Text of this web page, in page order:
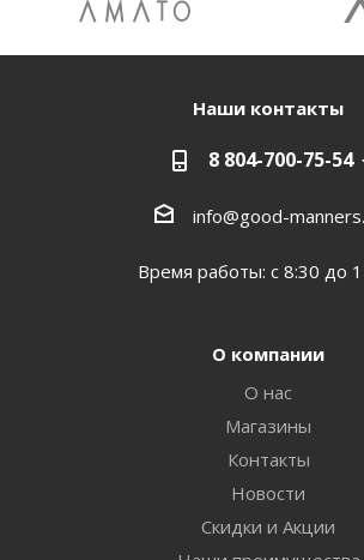
Наши контакты
8 804-700-75-54
info@good-
Время работы: с 8:30 до
О компании
О нас
Магазины
Контакты
Новости
Скидки и Акции